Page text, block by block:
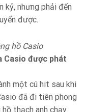
kỷ, nhưng phải đến
được.
hồ Casio
Casio được phát
một cú hit sau khi
đã đi tiên phong
thạch anh chạy